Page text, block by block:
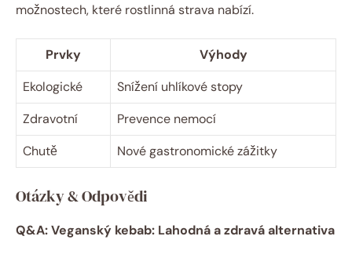
možnostech, které rostlinná strava nabízí.
Prvky
Výhody
Ekologické
Snížení uhlíkové stopy
Zdravotní
Prevence nemocí
Chutě
Nové gastronomické zážitky
Otázky & Odpovědi
Q&A: Veganský kebab: Lahodná a zdravá alternativa